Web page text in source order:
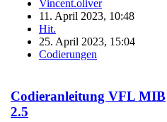
Vincent.oliver
11. April 2023, 10:48
Hit.
25. April 2023, 15:04
Codierungen
Codieranleitung VFL MIB
2.5